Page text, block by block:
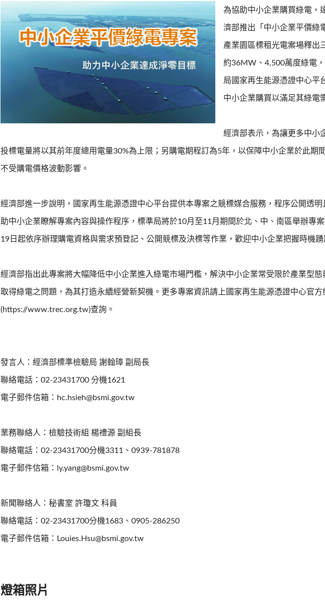
為協助中小企業購買綠電，
濟部推出「中小企業平價綠
產業園區標租光電案場釋出
約36MW、4,500萬度綠電
局國家再生能源憑證中心平
中小企業購買以滿足其綠電
經濟部表示，為讓更多中小
投標電量將以其前年度總用電量30%為上限；另購電期程訂為5年，以保障中小企業於此期
不受購電價格波動影響。
經濟部進一步說明，國家再生能源憑證中心平台提供本專案之競標媒合服務，程序公開透
助中小企業瞭解專案內容與操作程序，標準局將於10月至11月期間於北、中、南區舉辦專
19日起依序辦理購電資格與需求預登記、公開競標及決標等作業，歡迎中小企業把握時機踴
經濟部指出此專案將大幅降低中小企業進入綠電市場門檻，解決中小企業常受限於產業型
取得綠電之問題，為其打造永續經營新契機。更多專案資訊請上國家再生能源憑證中心官方
(https://www.trec.org.tw)查詢。
發言人：經濟部標準檢驗局 謝翰璋 副局長
聯絡電話：02-23431700 分機1621
電子郵件信箱：hc.hsieh@bsmi.gov.tw
業務聯絡人：檢驗技術組 楊禮源 副組長
聯絡電話：02-23431700分機3311、0939-781878
電子郵件信箱：ly.yang@bsmi.gov.tw
新聞聯絡人：秘書室 許瓊文 科員
聯絡電話：02-23431700分機1683、0905-286250
電子郵件信箱：Louies.Hsu@bsmi.gov.tw
燈箱照片